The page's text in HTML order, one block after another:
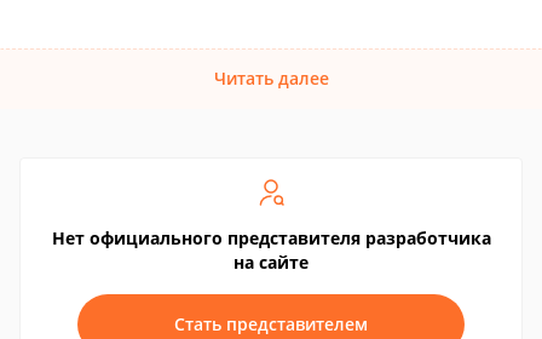
Читать далее
Нет официального представителя разработчика
на сайте
Стать представителем